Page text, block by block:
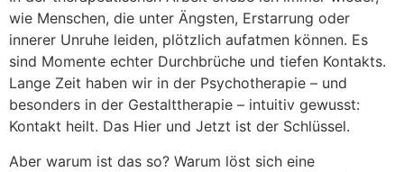
wie Menschen, die unter Ängsten, Erstarrung oder
innerer Unruhe leiden, plötzlich aufatmen können. Es
sind Momente echter Durchbrüche und tiefen Kontakts.
Lange Zeit haben wir in der Psychotherapie – und
besonders in der Gestalttherapie – intuitiv gewusst:
Kontakt heilt. Das Hier und Jetzt ist der Schlüssel.
Aber warum ist das so? Warum löst sich eine